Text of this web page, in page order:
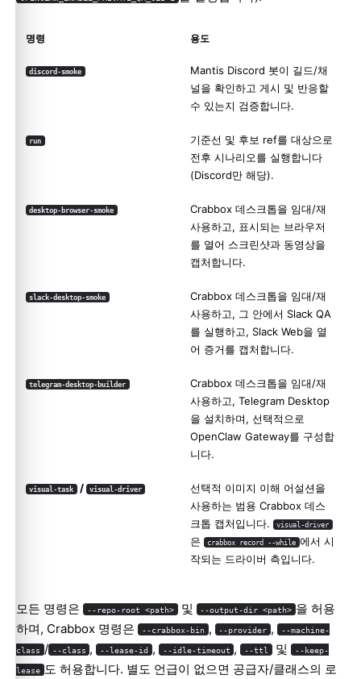
명령 용도
discord-smoke
Mantis Discord 봇이 길드/채
널을 확인하고 게시 및 반응할
수 있는지 검증합니다.
run
기준선 및 후보 ref를 대상으로
전후 시나리오를 실행합니다
(Discord만 해당).
desktop-browser-smoke
Crabbox 데스크톱을 임대/재
사용하고, 표시되는 브라우저
를 열어 스크린샷과 동영상을
캡처합니다.
slack-desktop-smoke
Crabbox 데스크톱을 임대/재
사용하고, 그 안에서 Slack QA
를 실행하고, Slack Web을 열
어 증거를 캡처합니다.
telegram-desktop-builder
Crabbox 데스크톱을 임대/재
사용하고, Telegram Desktop
을 설치하며, 선택적으로
OpenClaw Gateway를 구성합
니다.
visual-task / visual-driver
선택적 이미지 이해 어설션을
사용하는 범용 Crabbox 데스
크톱 캡처입니다.
visual-driver
은 crabbox record --while 에서 시
작되는 드라이버 측입니다.
모든 명령은 --repo-root <path> 및 --output-dir <path> 을 허용
하며, Crabbox 명령은
--crabbox-bin , --provider , --machine-
class / --class , --lease-id , --idle-timeout , --ttl 및 --keep-
lease 도 허용합니다. 별도 언급이 없으면 공급자/클래스의 로